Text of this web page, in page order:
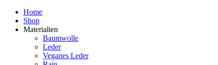
Home
Shop
Materialien
Baumwolle
Leder
Veganes Leder